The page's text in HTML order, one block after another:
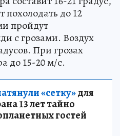
до 12
пройдут
с грозами. Воздух
При грозах
до 15-20 м/с.
«сетку»для
13 лет тайно
гостей